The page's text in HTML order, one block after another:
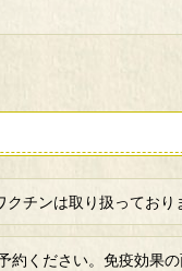
チンは取り扱っており
約ください。免疫効果